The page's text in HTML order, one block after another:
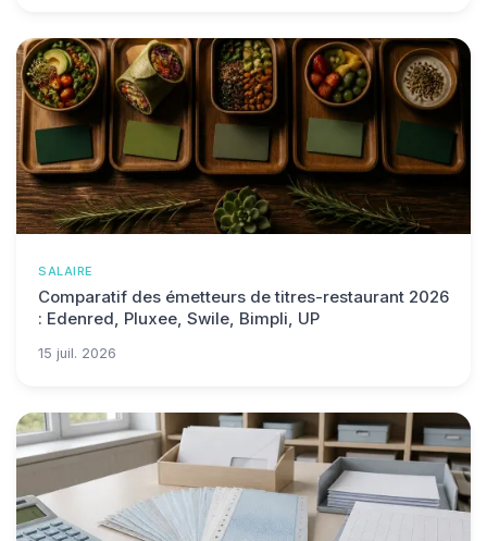
SALAIRE
Comparatif des émetteurs de titres-restaurant 2026
: Edenred, Pluxee, Swile, Bimpli, UP
15 juil. 2026